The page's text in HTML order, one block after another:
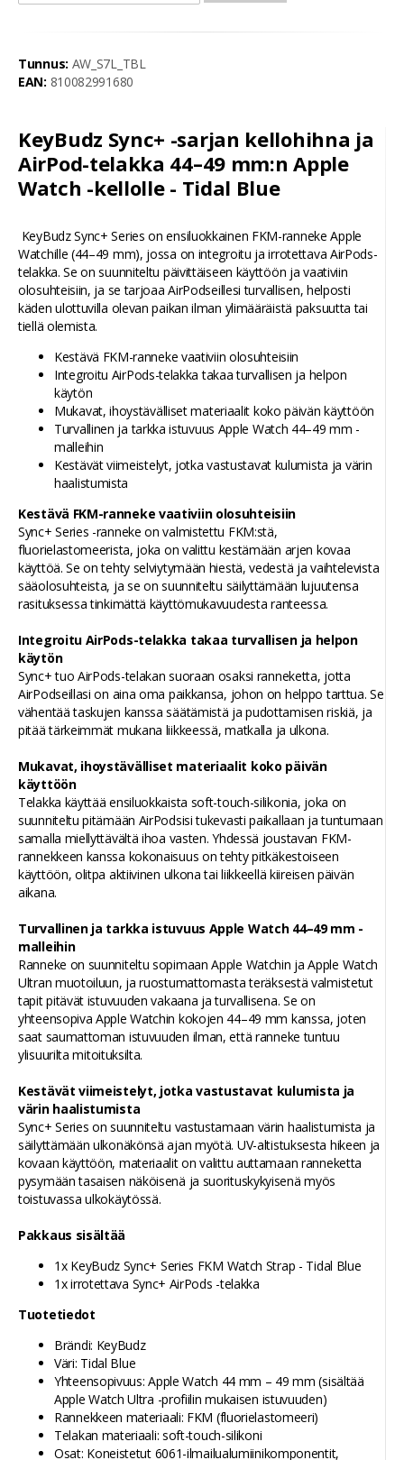
KeyBudz Sync+ -sarjan kellohihna ja
AirPod-telakka 44–49 mm:n Apple
Watch -kellolle - Tidal Blue
KeyBudz Sync+ Series on ensiluokkainen FKM-ranneke Apple
Watchille (44–49 mm), jossa on integroitu ja irrotettava AirPods-
telakka. Se on suunniteltu päivittäiseen käyttöön ja vaativiin
olosuhteisiin, ja se tarjoaa AirPodseillesi turvallisen, helposti
käden ulottuvilla olevan paikan ilman ylimääräistä paksuutta tai
tiellä olemista.
Kestävä FKM-ranneke vaativiin olosuhteisiin
Integroitu AirPods-telakka takaa turvallisen ja helpon
käytön
Mukavat, ihoystävälliset materiaalit koko päivän käyttöön
Turvallinen ja tarkka istuvuus Apple Watch 44–49 mm -
malleihin
Kestävät viimeistelyt, jotka vastustavat kulumista ja värin
haalistumista
Kestävä FKM-ranneke vaativiin olosuhteisiin
Sync+ Series -ranneke on valmistettu FKM:stä,
fluorielastomeerista, joka on valittu kestämään arjen kovaa
käyttöä. Se on tehty selviytymään hiestä, vedestä ja vaihtelevista
sääolosuhteista, ja se on suunniteltu säilyttämään lujuutensa
rasituksessa tinkimättä käyttömukavuudesta ranteessa.
Integroitu AirPods-telakka takaa turvallisen ja helpon
käytön
Sync+ tuo AirPods-telakan suoraan osaksi ranneketta, jotta
AirPodseillasi on aina oma paikkansa, johon on helppo tarttua. Se
vähentää taskujen kanssa säätämistä ja pudottamisen riskiä, ja
pitää tärkeimmät mukana liikkeessä, matkalla ja ulkona.
Mukavat, ihoystävälliset materiaalit koko päivän
käyttöön
Telakka käyttää ensiluokkaista soft-touch-silikonia, joka on
suunniteltu pitämään AirPodsisi tukevasti paikallaan ja tuntumaan
samalla miellyttävältä ihoa vasten. Yhdessä joustavan FKM-
rannekkeen kanssa kokonaisuus on tehty pitkäkestoiseen
käyttöön, olitpa aktiivinen ulkona tai liikkeellä kiireisen päivän
aikana.
Turvallinen ja tarkka istuvuus Apple Watch 44–49 mm -
malleihin
Ranneke on suunniteltu sopimaan Apple Watchin ja Apple Watch
Ultran muotoiluun, ja ruostumattomasta teräksestä valmistetut
tapit pitävät istuvuuden vakaana ja turvallisena. Se on
yhteensopiva Apple Watchin kokojen 44–49 mm kanssa, joten
saat saumattoman istuvuuden ilman, että ranneke tuntuu
ylisuurilta mitoituksilta.
Kestävät viimeistelyt, jotka vastustavat kulumista ja
värin haalistumista
Sync+ Series on suunniteltu vastustamaan värin haalistumista ja
säilyttämään ulkonäkönsä ajan myötä. UV-altistuksesta hikeen ja
kovaan käyttöön, materiaalit on valittu auttamaan ranneketta
pysymään tasaisen näköisenä ja suorituskykyisenä myös
toistuvassa ulkokäytössä.
Pakkaus sisältää
1x KeyBudz Sync+ Series FKM Watch Strap - Tidal Blue
1x irrotettava Sync+ AirPods -telakka
Tuotetiedot
Brändi: KeyBudz
Väri: Tidal Blue
Yhteensopivuus: Apple Watch 44 mm – 49 mm (sisältää
Apple Watch Ultra -profiilin mukaisen istuvuuden)
Rannekkeen materiaali: FKM (fluorielastomeeri)
Telakan materiaali: soft-touch-silikoni
Osat: Koneistetut 6061-ilmailualumiinikomponentit,
Tunnus: AW_S7L_TBL
EAN: 810082991680